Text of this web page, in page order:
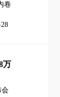
卷
万
会